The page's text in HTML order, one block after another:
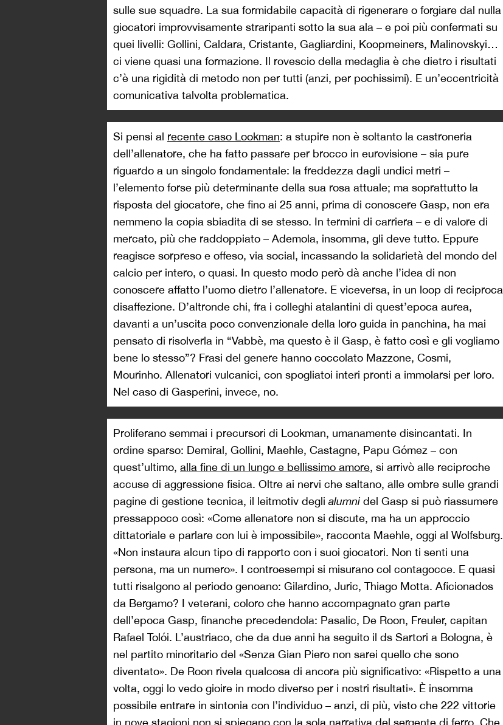
sulle sue squadre. La sua formidabile capacità di rigenerare o forgiare dal nulla
giocatori improvvisamente straripanti sotto la sua ala – e poi più confermati su
quei livelli: Gollini, Caldara, Cristante, Gagliardini, Koopmeiners, Malinovskyi…
ci viene quasi una formazione. Il rovescio della medaglia è che dietro i risultati
c’è una rigidità di metodo non per tutti (anzi, per pochissimi). E un’eccentricità
comunicativa talvolta problematica.
Si pensi al recente caso Lookman: a stupire non è soltanto la castroneria
dell’allenatore, che ha fatto passare per brocco in eurovisione – sia pure
riguardo a un singolo fondamentale: la freddezza dagli undici metri –
l’elemento forse più determinante della sua rosa attuale; ma soprattutto la
risposta del giocatore, che fino ai 25 anni, prima di conoscere Gasp, non era
nemmeno la copia sbiadita di se stesso. In termini di carriera – e di valore di
mercato, più che raddoppiato – Ademola, insomma, gli deve tutto. Eppure
reagisce sorpreso e offeso, via social, incassando la solidarietà del mondo del
calcio per intero, o quasi. In questo modo però dà anche l’idea di non
conoscere affatto l’uomo dietro l’allenatore. E viceversa, in un loop di reciproca
disaffezione. D’altronde chi, fra i colleghi atalantini di quest’epoca aurea,
davanti a un’uscita poco convenzionale della loro guida in panchina, ha mai
pensato di risolverla in “Vabbè, ma questo è il Gasp, è fatto così e gli vogliamo
bene lo stesso”? Frasi del genere hanno coccolato Mazzone, Cosmi,
Mourinho. Allenatori vulcanici, con spogliatoi interi pronti a immolarsi per loro.
Nel caso di Gasperini, invece, no.
Proliferano semmai i precursori di Lookman, umanamente disincantati. In
ordine sparso: Demiral, Gollini, Maehle, Castagne, Papu Gómez – con
quest’ultimo, alla fine di un lungo e bellissimo amore, si arrivò alle reciproche
accuse di aggressione fisica. Oltre ai nervi che saltano, alle ombre sulle grandi
pagine di gestione tecnica, il leitmotiv deglialumni del Gasp si può riassumere
pressappoco così: «Come allenatore non si discute, ma ha un approccio
dittatoriale e parlare con lui è impossibile», racconta Maehle, oggi al Wolfsburg.
«Non instaura alcun tipo di rapporto con i suoi giocatori. Non ti senti una
persona, ma un numero». I controesempi si misurano col contagocce. E quasi
tutti risalgono al periodo genoano: Gilardino, Juric, Thiago Motta. Aficionados
da Bergamo? I veterani, coloro che hanno accompagnato gran parte
dell’epoca Gasp, finanche precedendola: Pasalic, De Roon, Freuler, capitan
Rafael Tolói. L’austriaco, che da due anni ha seguito il ds Sartori a Bologna, è
nel partito minoritario del «Senza Gian Piero non sarei quello che sono
diventato». De Roon rivela qualcosa di ancora più significativo: «Rispetto a una
volta, oggi lo vedo gioire in modo diverso per i nostri risultati». È insomma
possibile entrare in sintonia con l’individuo – anzi, di più, visto che 222 vittorie
in nove stagioni non si spiegano con la sola narrativa del sergente di ferro. Che